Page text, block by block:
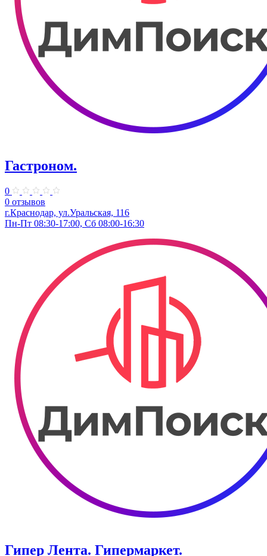
Гастроном.
0
0 отзывов
г.Краснодар, ул.Уральская, 116
Пн-Пт 08:30-17:00, Сб 08:00-16:30
Гипер Лента. Гипермаркет.